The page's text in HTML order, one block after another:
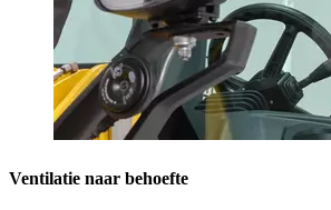
Ventilatie naar behoefte